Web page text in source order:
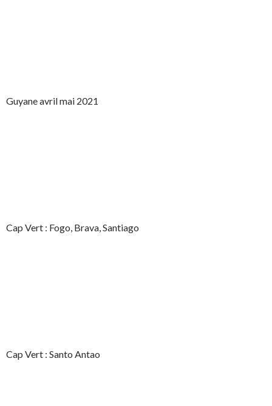
Guyane avril mai 2021
Cap Vert : Fogo, Brava, Santiago
Cap Vert : Santo Antao